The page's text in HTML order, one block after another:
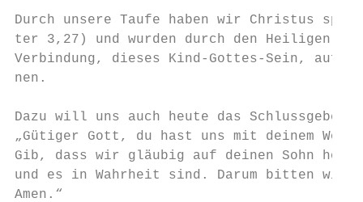
Durch unsere Taufe haben wir Christus
ter 3,27) und wurden durch den Heiligen
Verbindung, dieses Kind-Gottes-Sein,
nen.
Dazu will uns auch heute das Schlussgebet
„Gütiger Gott, du hast uns mit deinem Wort
Gib, dass wir gläubig auf deinen Sohn
und es in Wahrheit sind. Darum bitten wir
Amen.“